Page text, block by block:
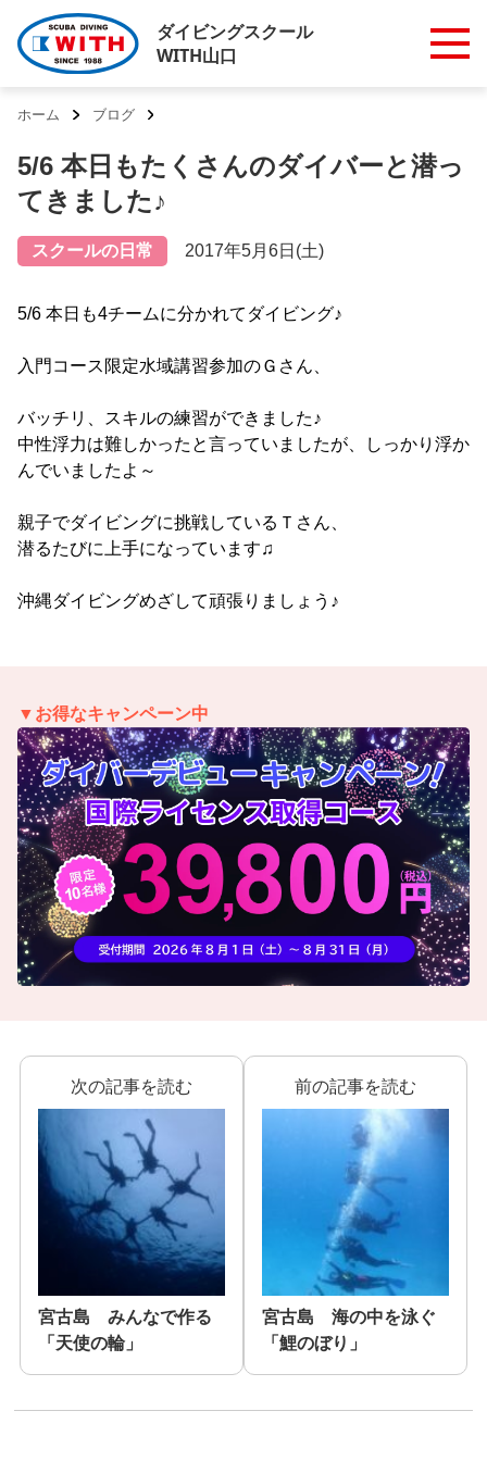
ダイビングスクール
WITH山口
ホーム ブログ
5/6 本日もたくさんのダイバーと潜っ
てきました♪
スクールの日常 2017年5月6日(土)
5/6 本日も4チームに分かれてダイビング♪
入門コース限定水域講習参加のＧさん、
バッチリ、スキルの練習ができました♪
中性浮力は難しかったと言っていましたが、しっかり浮か
んでいましたよ～
親子でダイビングに挑戦しているＴさん、
潜るたびに上手になっています♫
沖縄ダイビングめざして頑張りましょう♪
▼お得なキャンペーン中
次の記事を読む
宮古島 みんなで作る
「天使の輪」
前の記事を読む
宮古島 海の中を泳ぐ
「鯉のぼり」